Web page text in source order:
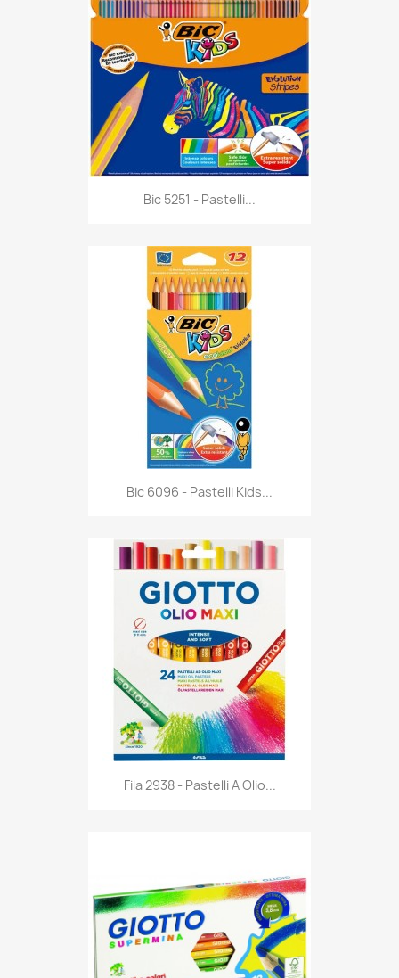
Anteprima
Bic 5251 - Pastelli...
Anteprima
Bic 6096 - Pastelli Kids...
Anteprima
Fila 2938 - Pastelli A Olio...